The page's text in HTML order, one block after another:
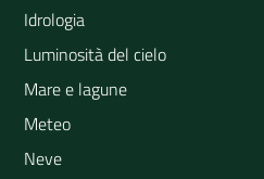
Idrologia
Luminosità del cielo
Mare e lagune
Meteo
Neve